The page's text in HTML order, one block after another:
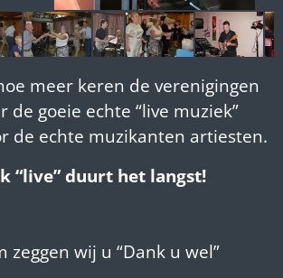
meer keren de verenigingen
de goeie echte “live muziek”
de echte muzikanten artiesten.
“live” duurt het langst!
zeggen wij u “Dank u wel”